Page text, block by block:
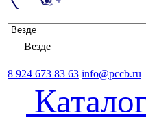
Везде
8 924 673 83 63 info@pccb.ru